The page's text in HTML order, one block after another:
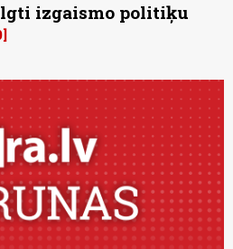
izgaismo politiķu